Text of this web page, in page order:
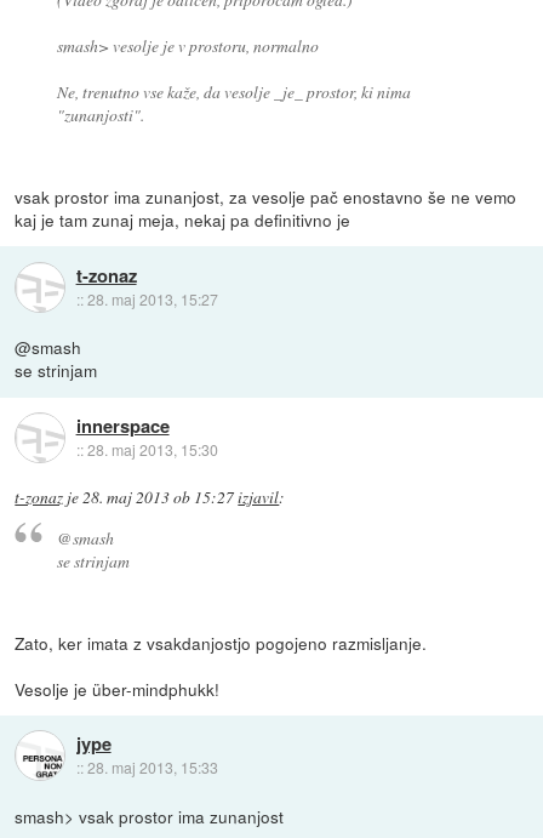
smash> vesolje je v prostoru, normalno
Ne, trenutno vse kaže, da vesolje _je_ prostor, ki nima
"zunanjosti".
vsak prostor ima zunanjost, za vesolje pač enostavno še ne vemo
kaj je tam zunaj meja, nekaj pa definitivno je
t-zonaz
::28. maj 2013, 15:27
@smash
se strinjam
innerspace
::28. maj 2013, 15:30
t-zonaz je28. maj 2013 ob 15:27izjavil:
@smash
se strinjam
Zato, ker imata z vsakdanjostjo pogojeno razmisljanje.
Vesolje je über-mindphukk!
jype
::28. maj 2013, 15:33
smash> vsak prostor ima zunanjost